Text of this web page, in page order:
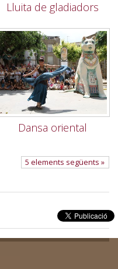
Lluita de gladiadors
Dansa oriental
5 elements següents »